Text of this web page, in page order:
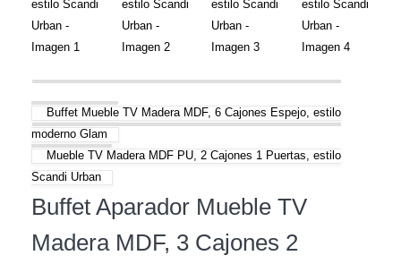
Buffet Mueble TV Madera MDF, 6 Cajones Espejo, estilo
moderno Glam
Mueble TV Madera MDF PU, 2 Cajones 1 Puertas, estilo
Scandi Urban
Buffet Aparador Mueble TV
Madera MDF, 3 Cajones 2